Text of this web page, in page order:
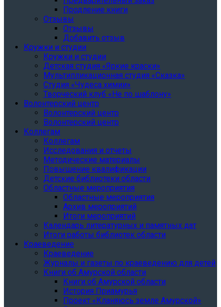
Продление книги
Отзывы
Отзывы
Добавить отзыв
Кружки и студии
Кружки и студии
Детская студия «Яркие краски»
Мультипликационная студия «Сказка»
Студия «Чудеса химии»
Творческий клуб «Не по шаблону»
Волонтерский центр
Волонтерский центр
Волонтерский центр
Коллегам
Коллегам
Исследования и отчеты
Методические материалы
Повышение квалификации
Детские библиотеки области
Областные мероприятия
Областные мероприятия
Архив мероприятий
Итоги мероприятий
Календарь литературных и памятных дат
Итоги работы библиотек области
Краеведение
Краеведение
Журналы и газеты по краеведению для детей
Книги об Амурской области
Книги об Амурской области
История Приамурья
Проект «Кланяюсь земле Амурской»